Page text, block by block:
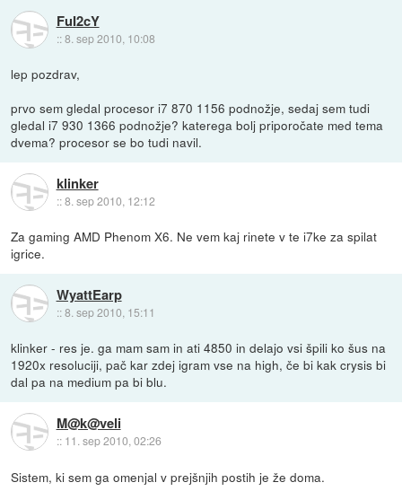
FuI2cY
::8. sep 2010, 10:08
lep pozdrav,
prvo sem gledal procesor i7 870 1156 podnožje, sedaj sem tudi
gledal i7 930 1366 podnožje? katerega bolj priporočate med tema
dvema? procesor se bo tudi navil.
klinker
::8. sep 2010, 12:12
Za gaming AMD Phenom X6. Ne vem kaj rinete v te i7ke za spilat
igrice.
WyattEarp
::8. sep 2010, 15:11
klinker - res je. ga mam sam in ati 4850 in delajo vsi špili ko šus na
1920x resoluciji, pač kar zdej igram vse na high, če bi kak crysis bi
dal pa na medium pa bi blu.
M@k@veli
:: 11. sep 2010, 02:26
Sistem, ki sem ga omenjal v prejšnjih postih je že doma.